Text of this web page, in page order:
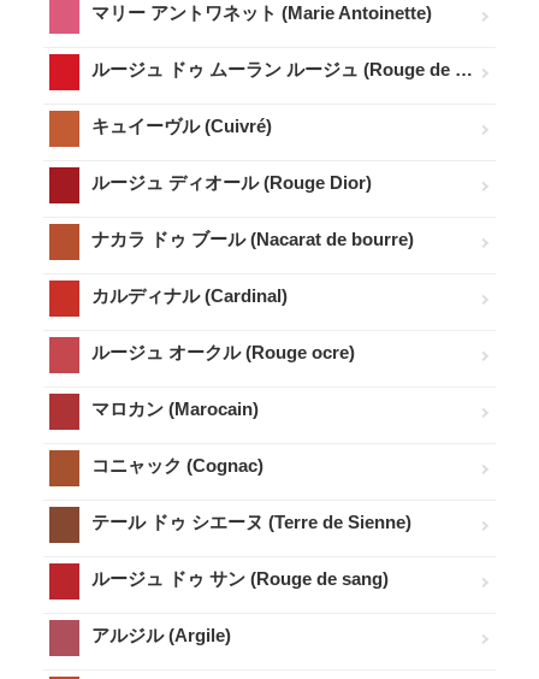
マリー アントワネット (Marie Antoinette)
ルージュ ドゥ ムーラン ルージュ (Rouge de Moulin Rouge)
キュイーヴル (Cuivré)
ルージュ ディオール (Rouge Dior)
ナカラ ドゥ ブール (Nacarat de bourre)
カルディナル (Cardinal)
ルージュ オークル (Rouge ocre)
マロカン (Marocain)
コニャック (Cognac)
テール ドゥ シエーヌ (Terre de Sienne)
ルージュ ドゥ サン (Rouge de sang)
アルジル (Argile)